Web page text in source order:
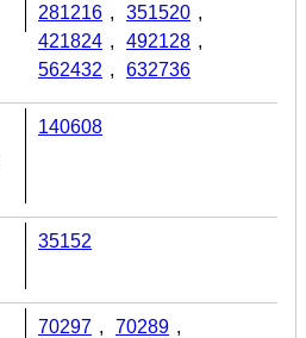
281216 , 351520 ,
421824 , 492128 ,
562432 , 632736
140608
35152
70297 , 70289 ,